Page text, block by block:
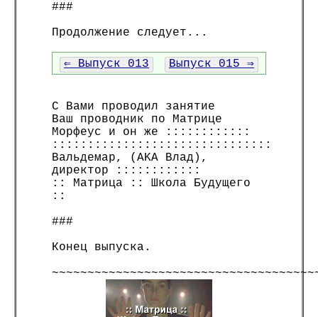
###
Продолжение следует...
⇐ Выпуск 013 Выпуск 015 ⇒
С Вами проводил занятие
Ваш проводник по Матрице
Морфеус и он же ::::::::::::
:::::::::::::::::::::::::::::::
Вальдемар, (AKA Влад),
директор ::::::::::::
:: Матрица :: Школа Будущего
::
###
Конец выпуска.